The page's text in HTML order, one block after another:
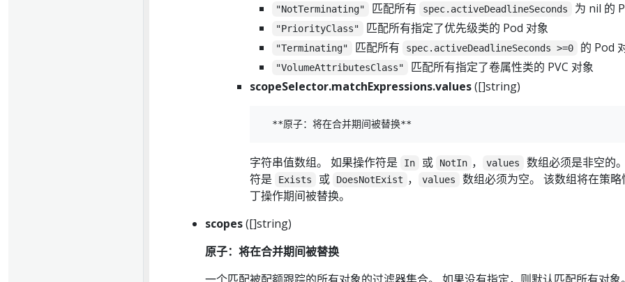
"NotTerminating" 匹配所有 spec.activeDeadlineSeconds 为 nil 的
"PriorityClass" 匹配所有指定了优先级类的 Pod 对象
"Terminating" 匹配所有 spec.activeDeadlineSeconds >=0 的 Pod
"VolumeAttributesClass"
匹配所有指定了卷属性类的 PVC 对象
scopeSelector.matchExpressions.values([]string)
字符串值数组。 如果操作符是 In 或 NotIn ， values
数组必须是非空的
符是
Exists 或 DoesNotExist ， values
数组必须为空。 该数组将在策略
丁操作期间被替换。
scopes([]string)
原子：将在合并期间被替换